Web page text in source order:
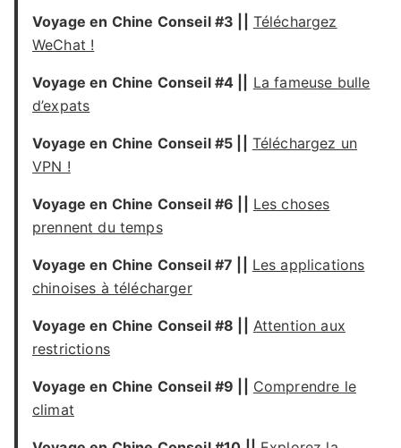
Voyage en Chine Conseil#3 ||
Téléchargez
WeChat !
Voyage en Chine Conseil #4 ||
La fameuse bulle
d’expats
Voyage en Chine Conseil#5 ||
Téléchargez un
VPN !
Voyage en Chine Conseil#6 ||
Les choses
prennent du temps
Voyage en Chine Conseil#7 ||
Les applications
chinoises à télécharger
Voyage en Chine Conseil#8 ||
Attention aux
restrictions
Voyage en Chine Conseil#9 ||
Comprendre le
climat